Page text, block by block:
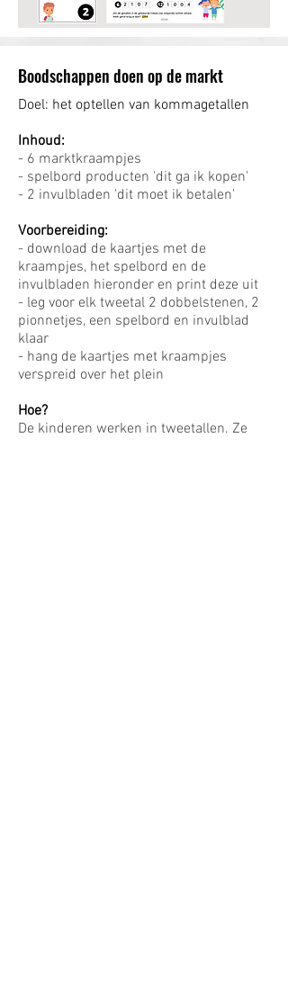
Boodschappen doen op de markt
Doel: het optellen van kommagetallen
Inhoud:
- 6 marktkraampjes
- spelbord producten 'dit ga ik kopen'
- 2 invulbladen 'dit moet ik betalen'
Voorbereiding:
- download de kaartjes met de
kraampjes, het spelbord en de
invulbladen hieronder en print deze uit
- leg voor elk tweetal 2 dobbelstenen, 2
pionnetjes, een spelbord en invulblad
klaar
- hang de kaartjes met kraampjes
verspreid over het plein
Hoe?
De kinderen werken in tweetallen. Ze